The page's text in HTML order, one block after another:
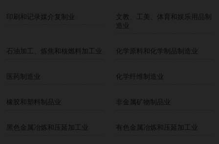
印刷和记录媒介复制业
文教、工美、体育和娱乐用品制
造业
石油加工、炼焦和核燃料加工业 化学原料和化学制品制造业
医药制造业 化学纤维制造业
橡胶和塑料制品业 非金属矿物制品业
黑色金属冶炼和压延加工业 有色金属冶炼和压延加工业